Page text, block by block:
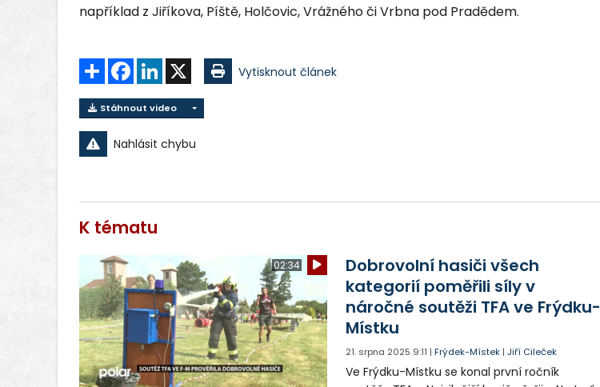
například z Jiříkova, Píště, Holčovic, Vrážného či Vrbna pod Pradědem.
Sdílet FacebookLinkedIn Vytisknout článek
Stáhnout video
Nahlásit chybu
K tématu
02:34
Dobrovolní hasiči všech
kategorií poměřili síly v
náročné soutěži TFA ve Frýdku-
Místku
21. srpna 2025 9:11 |Frýdek-Místek |Jiří Cileček
Ve Frýdku-Místku se konal první ročník